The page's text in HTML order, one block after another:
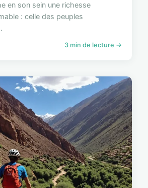
en son sein une richesse
: celle des peuples
3 min de lecture →